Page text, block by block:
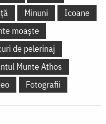
Minuni
Icoane
moaște
de pelerinaj
Munte Athos
Fotografii